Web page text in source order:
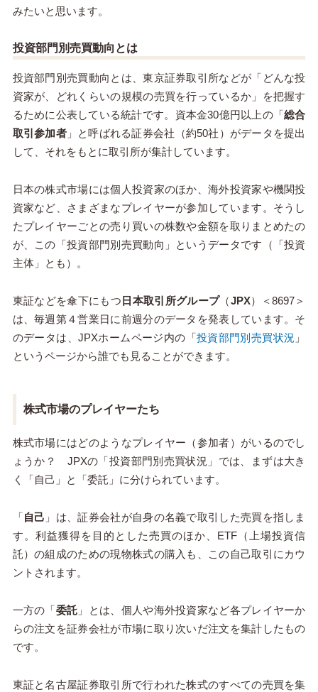
みたいと思います。
投資部門別売買動向とは
投資部門別売買動向とは、東京証券取引所などが「どんな投
資家が、どれくらいの規模の売買を行っているか」を把握す
るために公表している統計です。資本金30億円以上の「総合
取引参加者」と呼ばれる証券会社（約50社）がデータを提出
して、それをもとに取引所が集計しています。
日本の株式市場には個人投資家のほか、海外投資家や機関投
資家など、さまざまなプレイヤーが参加しています。そうし
たプレイヤーごとの売り買いの株数や金額を取りまとめたの
が、この「投資部門別売買動向」というデータです（「投資
主体」とも）。
東証などを傘下にもつ 日本取引所グループ（JPX）＜8697＞
は、毎週第４営業日に前週分のデータを発表しています。そ
のデータは、 JPXホームページ内の「投資部門別売買状況 」
というページから誰でも見ることができます。
株式市場のプレイヤーたち
株式市場にはどのようなプレイヤー（参加者）がいるのでし
ょうか？ JPXの「投資部門別売買状況」では、まずは大き
く「自己」と「委託」に分けられています。
「自己 」は、証券会社が自身の名義で取引した売買を指しま
す。利益獲得を目的とした売買のほか、 ETF （上場投資信
託）の組成のための現物株式の購入も、この自己取引にカウ
ントされます。
一方の「委託 」とは、個人や海外投資家など各プレイヤーか
らの注文を証券会社が市場に取り次いだ注文を集計したもの
です。
東証と名古屋証券取引所で行われた株式のすべての売買を集